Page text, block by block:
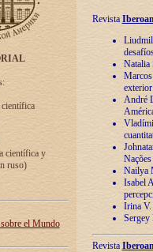
científica y
ruso)
el Mundo
Revista
Natalia
André
Nailya
Isabel
Irina V.
Sergey
Revista